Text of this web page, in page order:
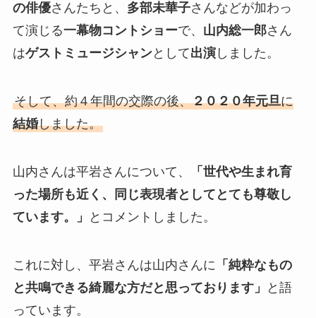
の俳優さんたちと、 多部未華子さんなどが加わっ
て演じる一幕物コントショーで、 山内総一郎さん
はゲストミュージシャンとして出演しました。
そして、約４年間の交際の後、２０２０年元旦に
結婚しました。
山内さんは平岩さんについて、
「世代や生まれ育
った場所も近く、同じ表現者としてとても尊敬し
ています。」
とコメントしました。
これに対し、平岩さんは山内さんに 「純粋なもの
と共鳴できる綺麗な方だと思っております」
と語
っています。